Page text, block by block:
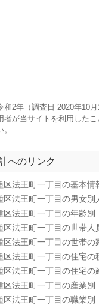
2年（調査日 2020年10
者が当サイトを利用した
へのリンク
区法王町一丁目の基本情
区法王町一丁目の男女別
区法王町一丁目の年齢
区法王町一丁目の世帯人
区法王町一丁目の世帯の
区法王町一丁目の住宅
区法王町一丁目の住宅の
区法王町一丁目の産業
区法王町一丁目の職業別